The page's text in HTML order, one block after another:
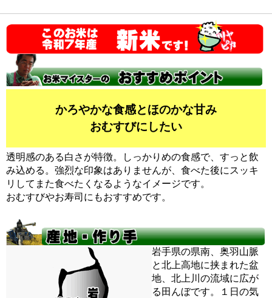
かろやかな食感とほのかな甘み
おむすびにしたい
透明感のある白さが特徴。しっかりめの食感で、すっと飲
み込める。強烈な印象はありませんが、食べた後にスッキ
リしてまた食べたくなるようなイメージです。
おむすびやお寿司にもおすすめです。
岩手県の県南、奥羽山脈
と北上高地に挟まれた盆
地、北上川の流域に広が
る田んぼです。１日の気